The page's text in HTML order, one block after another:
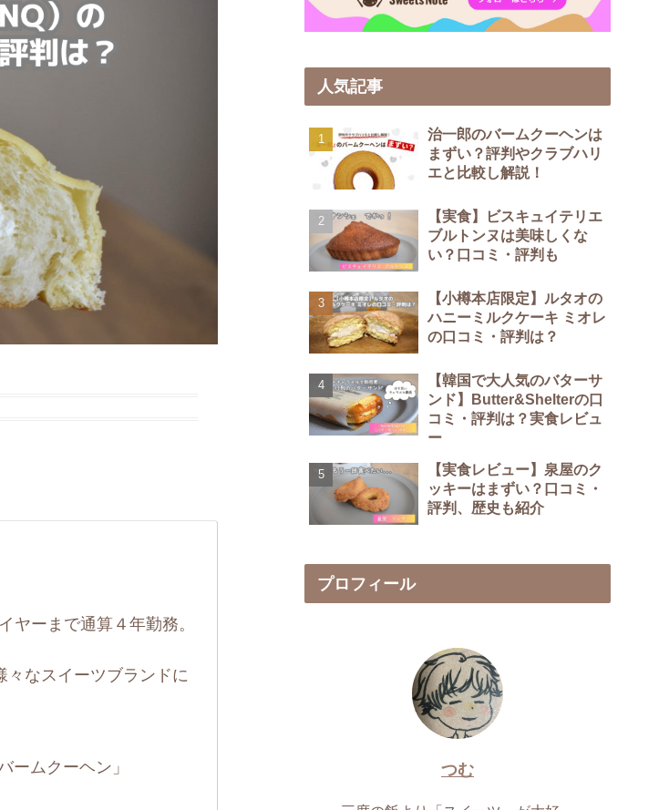
ヤーまで通算４年勤務。
なスイーツブランドに
ームクーヘン」
人気記事
治一郎のバームクーヘンは
まずい？評判やクラブハリ
エと比較し解説！
【実食】ビスキュイテリエ
ブルトンヌは美味しくな
い？口コミ・評判も
【小樽本店限定】ルタオの
ハニーミルクケーキ ミオレ
の口コミ・評判は？
【韓国で大人気のバターサ
ンド】Butter&Shelterの口
コミ・評判は？実食レビュ
ー
【実食レビュー】泉屋のク
ッキーはまずい？口コミ・
評判、歴史も紹介
プロフィール
つむ